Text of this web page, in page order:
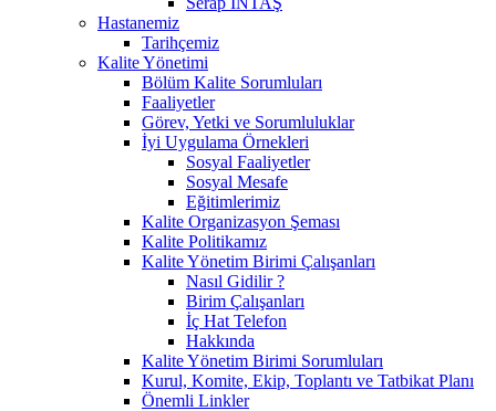
Hastanemiz
Tarihçemiz
Kalite Yönetimi
Bölüm Kalite Sorumluları
Faaliyetler
Görev, Yetki ve Sorumluluklar
İyi Uygulama Örnekleri
Sosyal Faaliyetler
Sosyal Mesafe
Eğitimlerimiz
Kalite Organizasyon Şeması
Kalite Politikamız
Kalite Yönetim Birimi Çalışanları
Nasıl Gidilir ?
Birim Çalışanları
İç Hat Telefon
Hakkında
Kalite Yönetim Birimi Sorumluları
Kurul, Komite, Ekip, Toplantı ve Tatbikat Planı
Önemli Linkler